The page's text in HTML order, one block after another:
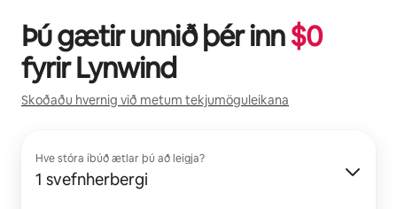
Þú gætir unnið þér inn$0
fyrirLynwind
Skoðaðu hvernig við metum tekjumöguleikana
Hve stóra íbúð ætlar þú að leigja?
1 svefnherbergi